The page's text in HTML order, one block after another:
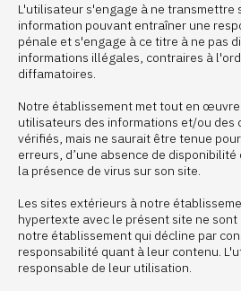
L'utilisateur s'engage à ne transmettre
information pouvant entraîner une
pénale et s'engage à ce titre à ne pas
informations illégales, contraires à
diffamatoires.
Notre établissement met tout en
utilisateurs des informations et/ou des
vérifiés, mais ne saurait être tenue
erreurs, d’une absence de
la présence de virus sur son site.
Les sites extérieurs à notre
hypertexte avec le présent site ne
notre établissement qui décline par
responsabilité quant à leur contenu.
responsable de leur utilisation.